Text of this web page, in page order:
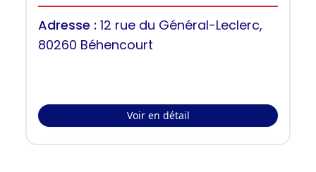
Adresse : 12 rue du Général-Leclerc,
80260 Béhencourt
Voir en détail